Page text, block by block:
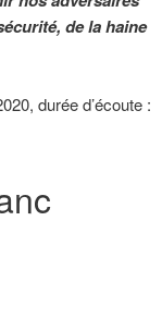
de la haine
durée d’écoute :